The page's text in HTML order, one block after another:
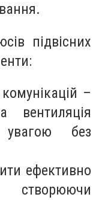
підвісних
–
вентиляція
без
ефективно